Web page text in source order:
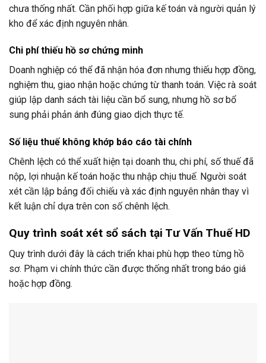
chưa thống nhất. Cần phối hợp giữa kế toán và người quản lý
kho để xác định nguyên nhân.
Chi phí thiếu hồ sơ chứng minh
Doanh nghiệp có thể đã nhận hóa đơn nhưng thiếu hợp đồng,
nghiệm thu, giao nhận hoặc chứng từ thanh toán. Việc rà soát
giúp lập danh sách tài liệu cần bổ sung, nhưng hồ sơ bổ
sung phải phản ánh đúng giao dịch thực tế.
Số liệu thuế không khớp báo cáo tài chính
Chênh lệch có thể xuất hiện tại doanh thu, chi phí, số thuế đã
nộp, lợi nhuận kế toán hoặc thu nhập chịu thuế. Người soát
xét cần lập bảng đối chiếu và xác định nguyên nhân thay vì
kết luận chỉ dựa trên con số chênh lệch.
Quy trình soát xét sổ sách tại Tư Vấn Thuế HD
Quy trình dưới đây là cách triển khai phù hợp theo từng hồ
sơ. Phạm vi chính thức cần được thống nhất trong báo giá
hoặc hợp đồng.